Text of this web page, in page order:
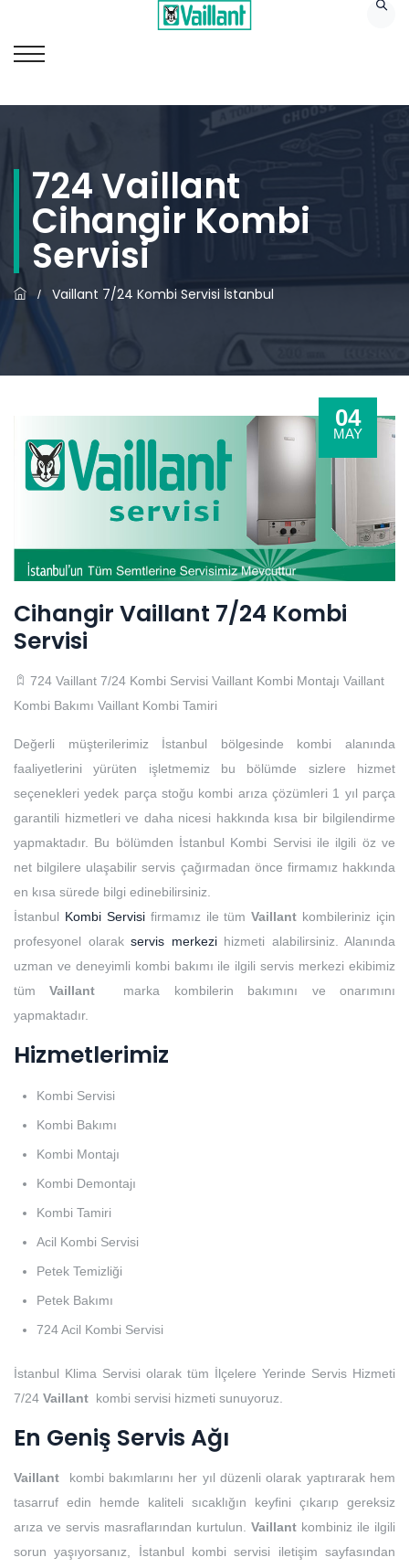
724 Vaillant
Cihangir Kombi
Servisi
/ Vaillant 7/24 Kombi Servisi İstanbul
04
MAY
Cihangir Vaillant 7/24 Kombi
Servisi
724 Vaillant 7/24 Kombi Servisi Vaillant Kombi Montajı Vaillant
Kombi Bakımı Vaillant Kombi Tamiri
Değerli müşterilerimiz İstanbul bölgesinde kombi alanında
faaliyetlerini yürüten işletmemiz bu bölümde sizlere hizmet
seçenekleri yedek parça stoğu kombi arıza çözümleri 1 yıl parça
garantili hizmetleri ve daha nicesi hakkında kısa bir bilgilendirme
yapmaktadır. Bu bölümden İstanbul Kombi Servisi ile ilgili öz ve
net bilgilere ulaşabilir servis çağırmadan önce firmamız hakkında
en kısa sürede bilgi edinebilirsiniz.
İstanbul Kombi Servisi firmamız ile tümVaillant kombileriniz için
profesyonel olarak servis merkezihizmeti alabilirsiniz. Alanında
uzman ve deneyimli kombi bakımı ile ilgili servis merkezi ekibimiz
tümVaillant marka kombilerin bakımını ve onarımını
yapmaktadır.
Hizmetlerimiz
Kombi Servisi
Kombi Bakımı
Kombi Montajı
Kombi Demontajı
Kombi Tamiri
Acil Kombi Servisi
Petek Temizliği
Petek Bakımı
724 Acil Kombi Servisi
İstanbul Klima Servisi olarak tüm İlçelere Yerinde Servis Hizmeti
7/24 Vaillant kombi servisi hizmeti sunuyoruz.
En Geniş Servis Ağı
Vaillant kombi bakımlarını her yıl düzenli olarak yaptırarak hem
tasarruf edin hemde kaliteli sıcaklığın keyfini çıkarıp gereksiz
arıza ve servis masraflarından kurtulun. Vaillant kombiniz ile ilgili
sorun yaşıyorsanız, İstanbul kombi servisi iletişim sayfasından